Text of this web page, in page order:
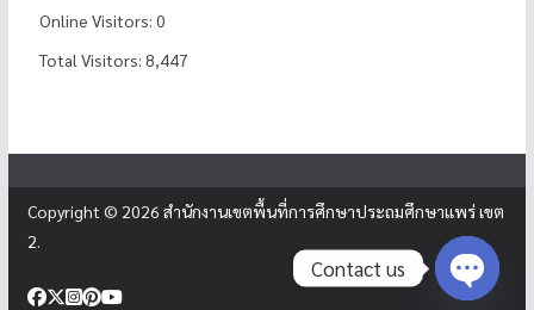
Online Visitors: 0
Total Visitors: 8,447
Copyright © 2026 สำนักงานเขตพื้นที่การศึกษาประถมศึกษาแพร่ เขต
2.
Contact us